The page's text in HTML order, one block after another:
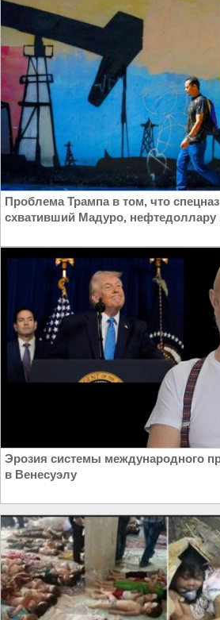
Проблема Трампа в том, что
схвативший Мадуро, нефтедоллару
Эрозия системы международного
в Венесуэлу